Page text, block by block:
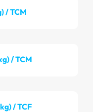
/ TCM
/ TCM
/ TCF